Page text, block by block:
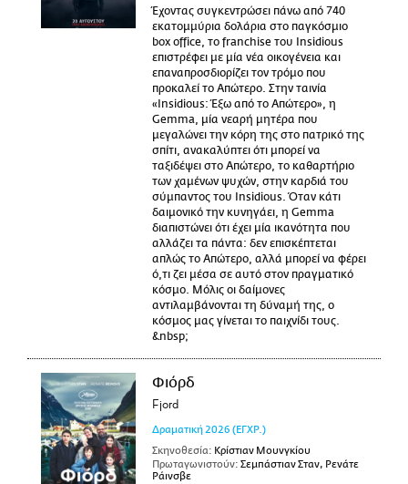
Έχοντας συγκεντρώσει πάνω από 740
εκατομμύρια δολάρια στο παγκόσμιο
box office, το franchise του Insidious
επιστρέφει με μία νέα οικογένεια και
επαναπροσδιορίζει τον τρόμο που
προκαλεί το Απώτερο. Στην ταινία
«Insidious: Έξω από το Απώτερο», η
Gemma, μία νεαρή μητέρα που
μεγαλώνει την κόρη της στο πατρικό της
σπίτι, ανακαλύπτει ότι μπορεί να
ταξιδέψει στο Απώτερο, το καθαρτήριο
των χαμένων ψυχών, στην καρδιά του
σύμπαντος του Insidious. Όταν κάτι
δαιμονικό την κυνηγάει, η Gemma
διαπιστώνει ότι έχει μία ικανότητα που
αλλάζει τα πάντα: δεν επισκέπτεται
απλώς το Απώτερο, αλλά μπορεί να φέρει
ό,τι ζει μέσα σε αυτό στον πραγματικό
κόσμο. Μόλις οι δαίμονες
αντιλαμβάνονται τη δύναμή της, ο
κόσμος μας γίνεται το παιχνίδι τους.
&nbsp;
Φιόρδ
Fjord
Δραματική 2026 (ΕΓΧΡ.)
Σκηνοθεσία: Κρίστιαν Μουνγκίου
Πρωταγωνιστούν: Σεμπάστιαν Σταν, Ρενάτε
Ράινσβε